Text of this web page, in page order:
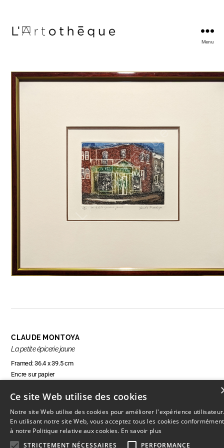
Menu
CLAUDE MONTOYA
La petite épicerie jaune
Framed: 36.4 x 39.5 cm
Encre sur papier
ENQUIRE ABOUT THIS ARTWORK
Ce site Web utilise des cookies
Notre site Web utilise des cookies pour améliorer l'expérience
En utilisant notre site Web, vous acceptez tous les cookies conformément
à notre Politique relative aux cookies. En savoir plus
STRICTEMENT NÉCESSAIRES
PERFORMANCE